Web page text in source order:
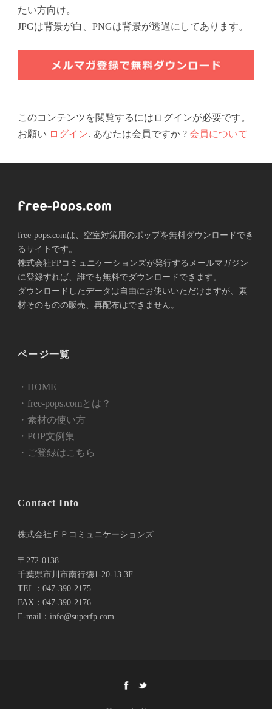
たい方向け。
JPGは背景が白、PNGは背景が透過にしてあります。
このコンテンツを閲覧するにはログインが必要です。
お願い ログイン. あなたは会員ですか ? 会員について
free-pops.comは、空室対策用のポップを無料ダウンロードでき
るサイトです。
株式会社FPコミュニケーションズが発⾏するメールマガジン
に登録すれば、誰でも無料でダウンロードできます。
ダウンロードしたデータは自由にお使いいただけますが、素
材そのものの販売、再配布はできません。
ページ一覧
・HOME
・free-pops.comとは？
・素材の使い方
・POP文例集
・ご登録はこちら
Contact Info
株式会社ＦＰコミュニケーションズ
〒272-0138
千葉県市川市南行徳1-20-13 3F
TEL：047-390-2175
FAX：047-390-2176
E-mail：info@superfp.com